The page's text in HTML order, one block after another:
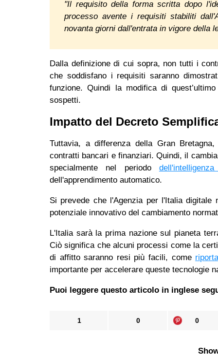
"Il requisito della forma scritta dopo
processo avente i requisiti stabiliti
novanta giorni dall'entrata in vigore della
Dalla definizione di cui sopra, non tutti i
che soddisfano i requisiti saranno
funzione. Quindi la modifica di
sospetti.
Impatto del Decreto
Tuttavia, a differenza della Gran
contratti bancari e finanziari. Quindi, il
specialmente nel periodo
dell'apprendimento automatico.
Si prevede che l'Agenzia per l'Italia
potenziale innovativo del cambiamento
L'Italia sarà la prima nazione sul pianeta
Ciò significa che alcuni processi come la
di affitto saranno resi più facili, come
importante per accelerare queste tecnologie
Puoi leggere questo articolo in inglese
1 0 0